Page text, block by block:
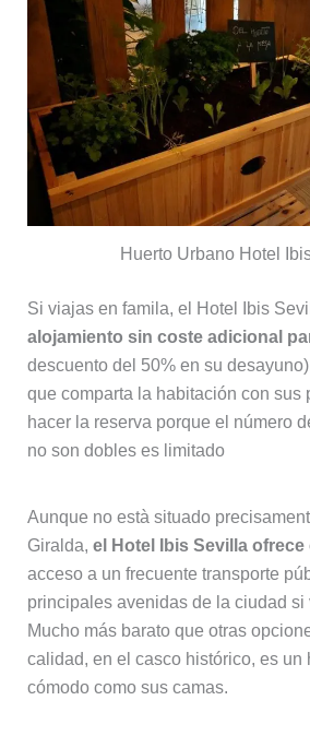
Huerto Urbano Hotel
Si viajas en famila, el Hotel Ibis
alojamiento sin coste adicional
descuento del 50% en su
que comparta la habitación con sus
hacer la reserva porque el número
no son dobles es limitado
Aunque no està situado
Giralda, el Hotel Ibis Sevilla ofrece
acceso a un frecuente transporte
principales avenidas de la ciudad si
Mucho más barato que otras
calidad, en el casco histórico, es un
cómodo como sus camas.